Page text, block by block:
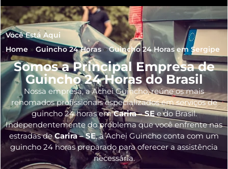
Você Está Aqui
Home » Guincho 24 Horas»Guincho 24 Horas em Sergipe
Somos a Principal Empresa de
Guincho 24 Horas do Brasil
Nossa empresa, aAchei Guincho, reúne os mais
renomados profissionais especializados em serviços de
guincho 24 horasemCarira – SEe do Brasil.
Independentemente do problema que você enfrente nas
estradas deCarira – SE, a Achei Guincho conta com um
guincho 24 horas preparado para oferecer a assistência
necessária.